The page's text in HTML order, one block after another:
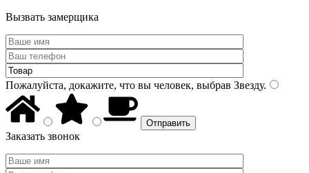
Вызвать замерщика
Пожалуйста, докажите, что вы человек, выбрав Звезду.
Заказать звонок